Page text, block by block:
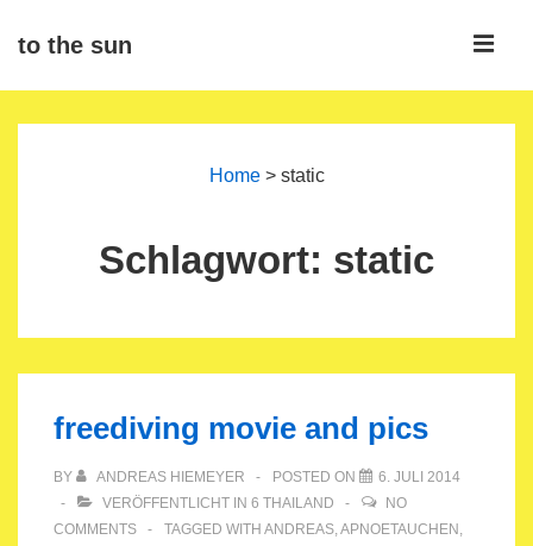
Zumto the sun
Home> static
Schlagwort: static
freediving movie and pics
BY ANDREAS HIEMEYER POSTED ON
6. JULI 2014
VERÖFFENTLICHT IN 6 THAILAND
NO
COMMENTS
TAGGED WITH ANDREAS,APNOETAUCHEN ,